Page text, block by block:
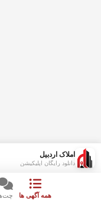
املاک اردبیل
دانلود رایگان اپلیکیشن
همه آگهی ها